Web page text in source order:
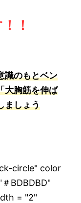
！
識のもとベン
大胸筋を伸ば
ましょう
circle" color
BDBDBD"
= "2"